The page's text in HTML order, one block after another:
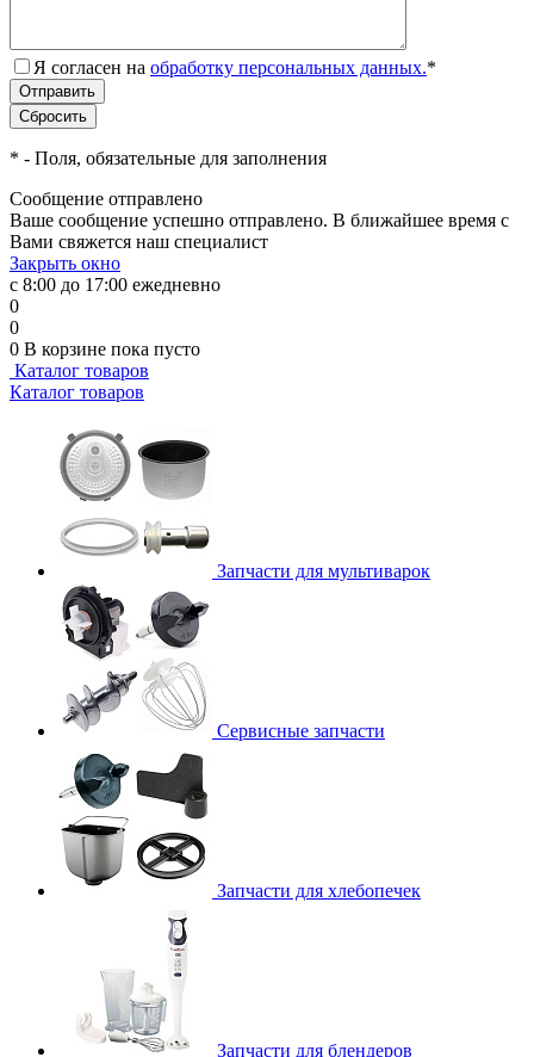
Я согласен на обработку персональных данных.*
* - Поля, обязательные для заполнения
Сообщение отправлено
Ваше сообщение успешно отправлено. В ближайшее время с
Вами свяжется наш специалист
Закрыть окно
с 8:00 до 17:00 ежедневно
0
0
0 В корзине пока пусто
Каталог товаров
Каталог товаров
Запчасти для мультиварок
Сервисные запчасти
Запчасти для хлебопечек
Запчасти для блендеров